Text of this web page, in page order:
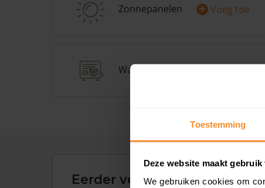
Toestemming
Deze website maakt
We gebruiken cookies om
Zonnepanelen + Voeg toe
Warmtepomp
Eerder verkochte woningen